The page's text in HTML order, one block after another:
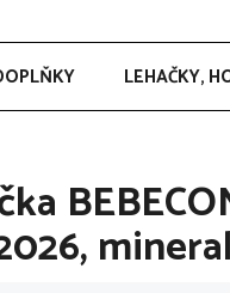
LEHAČKY,